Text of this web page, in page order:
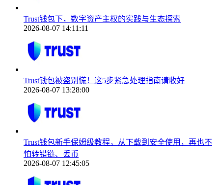
Trust钱包下，数字资产主权的实践与生态探索
2026-08-07 14:11:11
Trust钱包被盗别慌！这5步紧急处理指南请收好
2026-08-07 13:28:00
Trust钱包新手保姆级教程，从下载到安全使用，再也不
怕转错链、丢币
2026-08-07 12:45:05